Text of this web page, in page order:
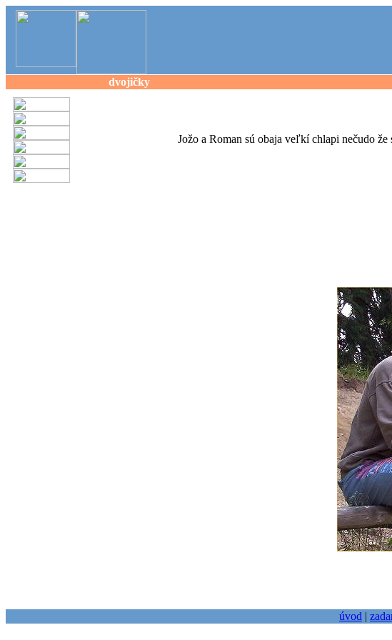
dvojičky
Jožo a Roman sú obaja veľkí chlapi nečudo
úvod |